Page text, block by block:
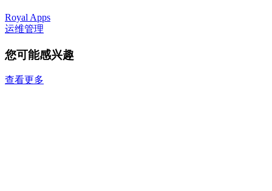
Royal Apps
运维管理
您可能感兴趣
查看更多